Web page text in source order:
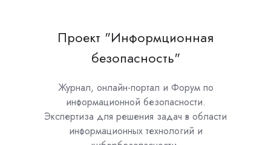
Проект "Информционная
безопасность"
Журнал, онлайн-портал и Форум по
информационной безопасности.
Экспертиза для решения задач в области
информационных технологий и